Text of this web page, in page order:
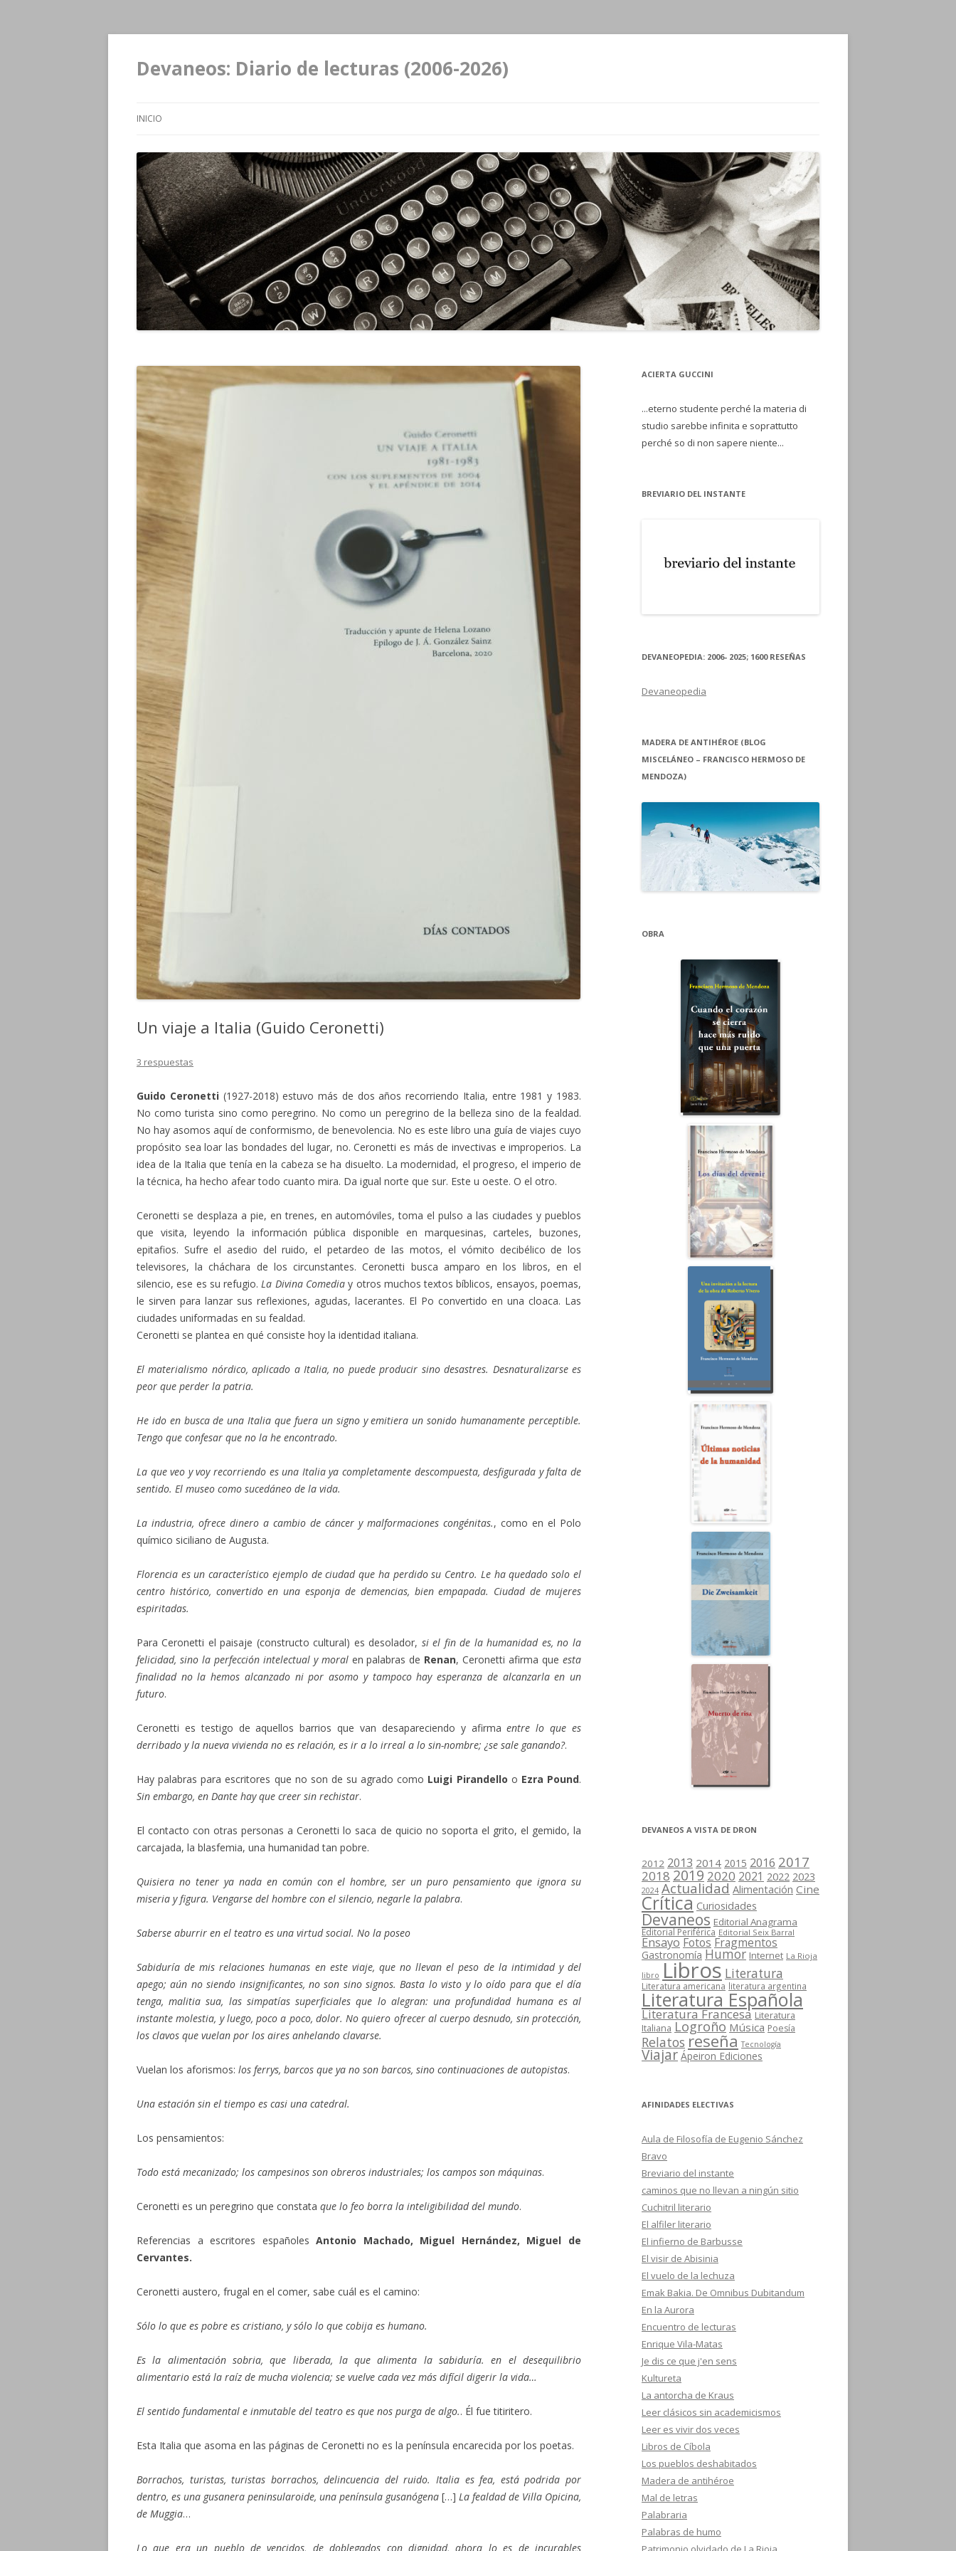
Devaneos: Diario de lecturas (2006-2026)
INICIO
Un viaje a Italia (Guido Ceronetti)
3 respuestas
Guido Ceronetti(1927-2018) estuvo más de dos años recorriendo Italia, entre 1981 y 1983.
No como turista sino como peregrino. No como un peregrino de la belleza sino de la fealdad.
No hay asomos aquí de conformismo, de benevolencia. No es este libro una guía de viajes cuyo
propósito sea loar las bondades del lugar, no. Ceronetti es más de invectivas e improperios. La
idea de la Italia que tenía en la cabeza se ha disuelto. La modernidad, el progreso, el imperio de
la técnica, ha hecho afear todo cuanto mira. Da igual norte que sur. Este u oeste. O el otro.
Ceronetti se desplaza a pie, en trenes, en automóviles, toma el pulso a las ciudades y pueblos
que visita, leyendo la información pública disponible en marquesinas, carteles, buzones,
epitafios. Sufre el asedio del ruido, el petardeo de las motos, el vómito decibélico de los
televisores, la cháchara de los circunstantes. Ceronetti busca amparo en los libros, en el
silencio, ese es su refugio.La Divina Comedia y otros muchos textos bíblicos, ensayos, poemas,
le sirven para lanzar sus reflexiones, agudas, lacerantes. El Po convertido en una cloaca. Las
ciudades uniformadas en su fealdad.
Ceronetti se plantea en qué consiste hoy la identidad italiana.
El materialismo nórdico, aplicado a Italia, no puede producir sino desastres. Desnaturalizarse es
peor que perder la patria.
He ido en busca de una Italia que fuera un signo y emitiera un sonido humanamente perceptible.
Tengo que confesar que no la he encontrado.
La que veo y voy recorriendo es una Italia ya completamente descompuesta, desfigurada y falta de
sentido. El museo como sucedáneo de la vida.
La industria, ofrece dinero a cambio de cáncer y malformaciones congénitas., como en el Polo
químico siciliano de Augusta.
Florencia es un característico ejemplo de ciudad que ha perdido su Centro. Le ha quedado solo el
centro histórico, convertido en una esponja de demencias, bien empapada. Ciudad de mujeres
espiritadas.
Para Ceronetti el paisaje (constructo cultural) es desolador, si el fin de la humanidad es, no la
felicidad, sino la perfección intelectual y moralen palabras de Renan, Ceronetti afirma queesta
finalidad no la hemos alcanzado ni por asomo y tampoco hay esperanza de alcanzarla en un
futuro.
Ceronetti es testigo de aquellos barrios que van desapareciendo y afirmaentre lo que es
derribado y la nueva vivienda no es relación, es ir a lo irreal a lo sin-nombre; ¿se sale ganando?.
Hay palabras para escritores que no son de su agrado como Luigi Pirandello o Ezra Pound.
Sin embargo, en Dante hay que creer sin rechistar.
El contacto con otras personas a Ceronetti lo saca de quicio no soporta el grito, el gemido, la
carcajada, la blasfemia, una humanidad tan pobre.
Quisiera no tener ya nada en común con el hombre, ser un puro pensamiento que ignora su
miseria y figura. Vengarse del hombre con el silencio, negarle la palabra.
Saberse aburrir en el teatro es una virtud social. No la poseo
Sabiduría de mis relaciones humanas en este viaje, que no llevan el peso de la intimidad y del
apego; aún no siendo insignificantes, no son sino signos. Basta lo visto y lo oído para que el día
tenga, malitia sua, las simpatías superficiales que lo alegran: una profundidad humana es al
instante molestia, y luego, poco a poco, dolor. No quiero ofrecer al cuerpo desnudo, sin protección,
los clavos que vuelan por los aires anhelando clavarse.
Vuelan los aforismos: los ferrys, barcos que ya no son barcos, sino continuaciones de autopistas.
Una estación sin el tiempo es casi una catedral.
Los pensamientos:
Todo está mecanizado; los campesinos son obreros industriales; los campos son máquinas.
Ceronetti es un peregrino que constata que lo feo borra la inteligibilidad del mundo.
Referencias a escritores españolesAntonio Machado, Miguel Hernández, Miguel de
Cervantes.
Ceronetti austero, frugal en el comer, sabe cuál es el camino:
Sólo lo que es pobre es cristiano, y sólo lo que cobija es humano.
Es la alimentación sobria, que liberada, la que alimenta la sabiduría. en el desequilibrio
alimentario está la raíz de mucha violencia; se vuelve cada vez más difícil digerir la vida…
El sentido fundamental e inmutable del teatro es que nos purga de algo.. Él fue titiritero.
Esta Italia que asoma en las páginas de Ceronetti no es la península encarecida por los poetas.
Borrachos, turistas, turistas borrachos, delincuencia del ruido. Italia es fea, está podrida por
dentro, es una gusanera peninsularoide, una península gusanógena […] La fealdad de Villa Opicina,
de Muggia…
Lo que era un pueblo de vencidos, de doblegados con dignidad, ahora lo es de incurables
ACIERTA GUCCINI
...eterno studente perché la materia di
studio sarebbe infinita e soprattutto
perché so di non sapere niente...
BREVIARIO DEL INSTANTE
DEVANEOPEDIA: 2006- 2025; 1600 RESEÑAS
Devaneopedia
MADERA DE ANTIHÉROE (BLOG
MISCELÁNEO – FRANCISCO HERMOSO DE
MENDOZA)
OBRA
DEVANEOS A VISTA DE DRON
2012 2013 2014 2015 2016 2017
2018 2019 2020 2021 2022 2023
2024 Actualidad Alimentación Cine
Crítica Curiosidades
Devaneos Editorial Anagrama
Editorial Periférica Editorial Seix Barral
Ensayo Fotos Fragmentos
Gastronomía Humor Internet La Rioja
libro Libros Literatura
Literatura americana literatura argentina
Literatura Española
Literatura Francesa Literatura
Italiana Logroño Música Poesía
Relatos reseña Tecnología
Viajar Ápeiron Ediciones
AFINIDADES ELECTIVAS
Aula de Filosofía de Eugenio Sánchez
Bravo
Breviario del instante
caminos que no llevan a ningún sitio
Cuchitril literario
El alfiler literario
El infierno de Barbusse
El visir de Abisinia
El vuelo de la lechuza
Emak Bakia. De Omnibus Dubitandum
En la Aurora
Encuentro de lecturas
Enrique Vila-Matas
Je dis ce que j'en sens
Kultureta
La antorcha de Kraus
Leer clásicos sin academicismos
Leer es vivir dos veces
Libros de Cíbola
Los pueblos deshabitados
Madera de antihéroe
Mal de letras
Palabraria
Palabras de humo